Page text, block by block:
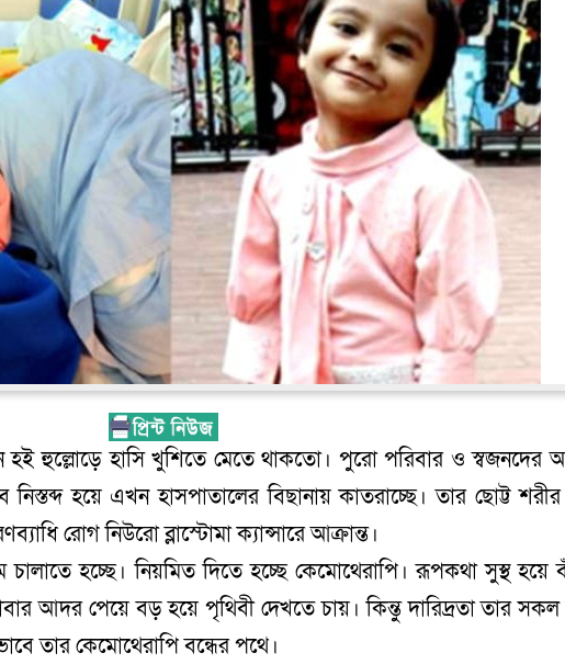
হুল্লোড়ে হাসি খুশিতে মেতে থাকতো। পুরো পরিবার ও স্বজনদের
হয়ে এখন হাসপাতালের বিছানায় কাতরাচ্ছে। তার ছোট্ট
রোগ নিউরো ব্লাস্টোমা ক্যান্সারে আক্রান্ত।
হচ্ছে। নিয়মিত দিতে হচ্ছে কেমোথেরাপি। রূপকথা সুস্থ হয়ে
আদর পেয়ে বড় হয়ে পৃথিবী দেখতে চায়। কিন্তু দারিদ্রতা তার সকল
তার কেমোথেরাপি বন্ধের পথে।